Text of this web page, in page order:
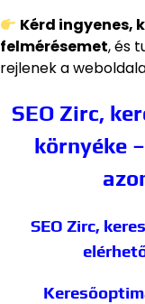
Kérd ingyenes,
felmérésemet, és
rejlenek a
SEO Zirc,
környéke
SEO Zirc,